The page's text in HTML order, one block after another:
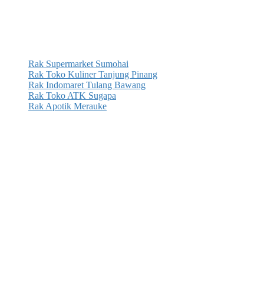
Rak Supermarket Sumohai
Rak Toko Kuliner Tanjung Pinang
Rak Indomaret Tulang Bawang
Rak Toko ATK Sugapa
Rak Apotik Merauke